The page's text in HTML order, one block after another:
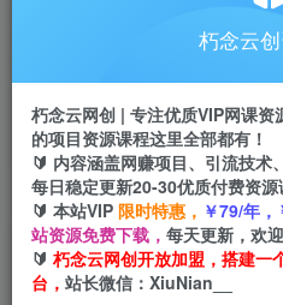
会员专属推广链接
四导航 导航
首页 创业课程 会员专属 正文
（6746期）幼师项目新
现1000+，一部手机实现月
朽念云
朽念云网创 | 专注优质VIP网课
的项目资源课程这里全部都有！
🔰 内容涵盖网赚项目、引流技术
每日稳定更新20-30优质付费资源
🔰 本站VIP 限时特惠， ￥79/年
站资源免费下载， 每天更新，欢
🔰 朽念云网创开放加盟，搭建一
台， 站长微信：XiuNian__